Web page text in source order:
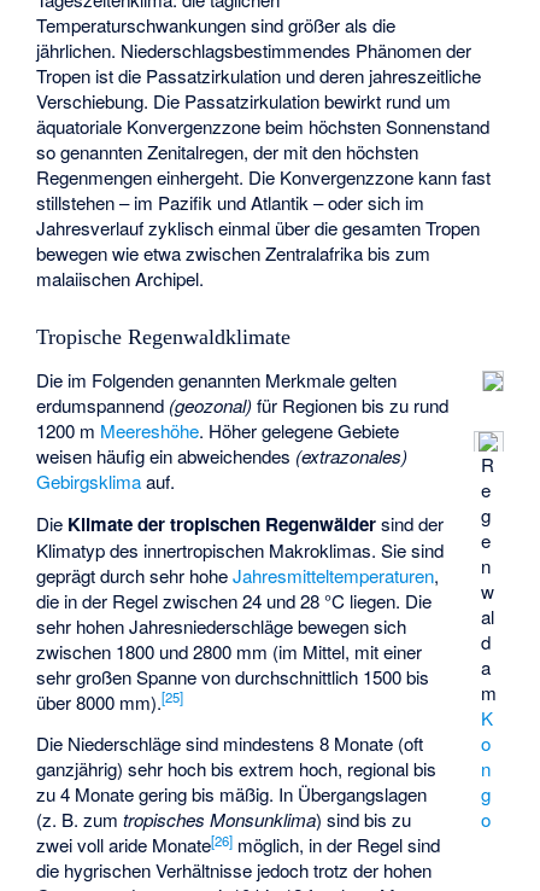
Temperaturschwankungen sind größer als die
jährlichen. Niederschlagsbestimmendes Phänomen der
Tropen ist die Passatzirkulation und deren jahreszeitliche
Verschiebung. Die Passatzirkulation bewirkt rund um
äquatoriale Konvergenzzone beim höchsten Sonnenstand
so genanntenZenitalregen, der mit den höchsten
Regenmengen einhergeht. Die Konvergenzzone kann fast
stillstehen – im Pazifik und Atlantik – oder sich im
Jahresverlauf zyklisch einmal über die gesamten Tropen
bewegen wie etwa zwischen Zentralafrika bis zum
malaiischen Archipel.
Tropische Regenwaldklimate
R
e
g
e
n
w
al
d
a
m
K
o
n
g
o
Die im Folgenden genannten Merkmale gelten
erdumspannend (geozonal)für Regionen bis zu rund
1200 m Meereshöhe. Höher gelegene Gebiete
weisen häufig ein abweichendes (extrazonales)
Gebirgsklimaauf.
Die Klimate der tropischen Regenwäldersind der
Klimatyp des innertropischen Makroklimas. Sie sind
geprägt durch sehr hoheJahresmitteltemperaturen,
die in der Regel zwischen 24 und 28 °C liegen. Die
sehr hohen Jahresniederschläge bewegen sich
zwischen 1800 und 2800 mm (im Mittel, mit einer
sehr großen Spanne von durchschnittlich 1500 bis
über 8000 mm).[25]
Die Niederschläge sind mindestens 8 Monate (oft
ganzjährig) sehr hoch bis extrem hoch, regional bis
zu 4 Monate gering bis mäßig. In Übergangslagen
(z. B. zumtropisches Monsunklima) sind bis zu
zwei voll aride Monate[26] möglich, in der Regel sind
die hygrischen Verhältnisse jedoch trotz der hohen